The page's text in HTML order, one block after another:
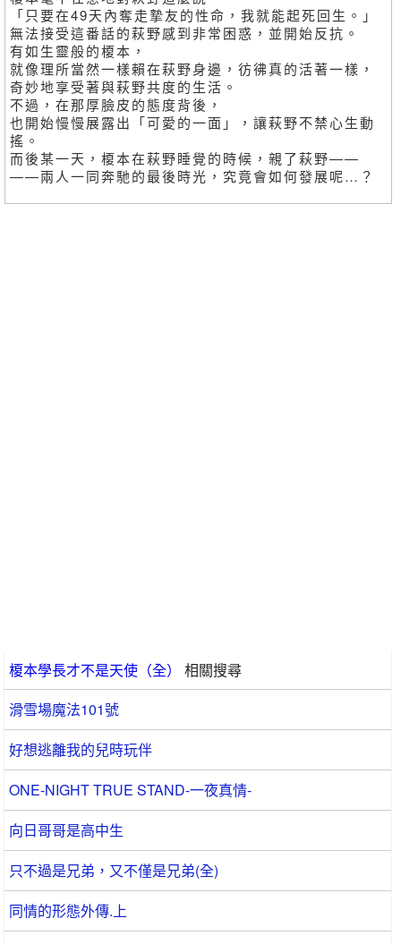
「只要在49天內奪走摯友的性命，我就能起死回生。」
無法接受這番話的萩野感到非常困惑，並開始反抗。
有如生靈般的榎本，
就像理所當然一樣賴在萩野身邊，彷彿真的活著一樣，
奇妙地享受著與萩野共度的生活。
不過，在那厚臉皮的態度背後，
也開始慢慢展露出「可愛的一面」，讓萩野不禁心生動
搖。
而後某一天，榎本在萩野睡覺的時候，親了萩野——
——兩人一同奔馳的最後時光，究竟會如何發展呢…？
榎本學長才不是天使（全）
相關搜尋
滑雪場魔法101號
好想逃離我的兒時玩伴
ONE-NIGHT TRUE STAND-一夜真情-
向日哥哥是高中生
只不過是兄弟，又不僅是兄弟(全)
同情的形態外傳.上